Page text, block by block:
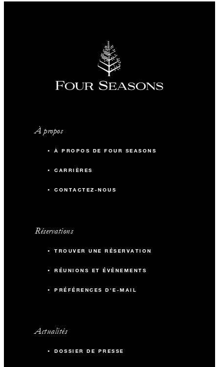
À propos
À PROPOS DE FOUR SEASONS
CARRIÈRES
CONTACTEZ-NOUS
Réservations
TROUVER UNE RÉSERVATION
RÉUNIONS ET ÉVÉNEMENTS
PRÉFÉRENCES D'E-MAIL
Actualités
DOSSIER DE PRESSE